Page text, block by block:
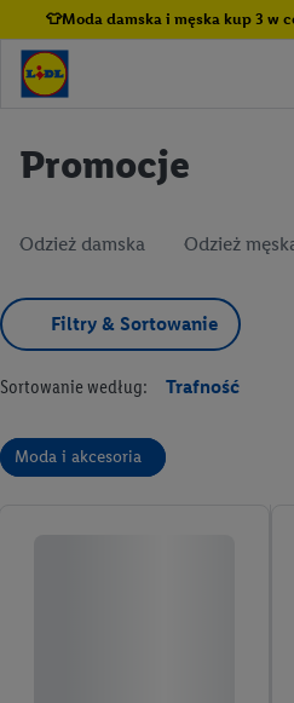
👕Moda damska i męska kup 3 w
Promocje
Odzież damska Odzież
Filtry & Sortowanie
Sortowanie według: Trafność
Moda i akcesoria